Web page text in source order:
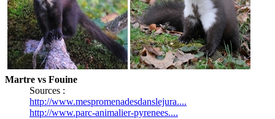
Martre vs Fouine
Sources :
http://www.mespromenadesdanslejura....
http://www.parc-animalier-pyrenees....